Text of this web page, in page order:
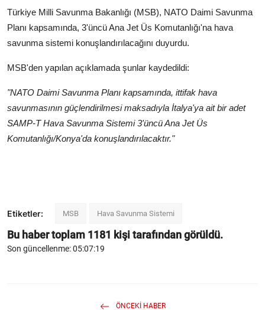
Türkiye Milli Savunma Bakanlığı (MSB), NATO Daimi Savunma
Planı kapsamında, 3'üncü Ana Jet Üs Komutanlığı'na hava
savunma sistemi konuşlandırılacağını duyurdu.
MSB'den yapılan açıklamada şunlar kaydedildi:
"NATO Daimi Savunma Planı kapsamında, ittifak hava
savunmasının güçlendirilmesi maksadıyla İtalya'ya ait bir adet
SAMP-T Hava Savunma Sistemi 3'üncü Ana Jet Üs
Komutanlığı/Konya'da konuşlandırılacaktır."
Etiketler: MSB Hava Savunma Sistemi
Bu haber toplam 1181 kişi tarafından görüldü.
Son güncellenme: 05:07:19
ÖNCEKI HABER